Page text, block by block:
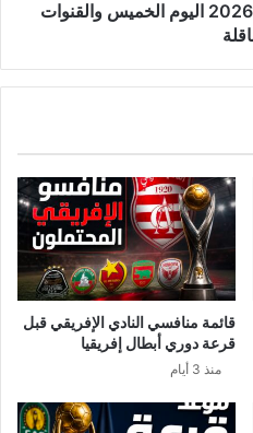
برنامج مباريات كأس العالم 2026 اليوم الخميس والقنوات
قائمة منافسي النادي الإفريقي قبل
قرعة دوري أبطال إفريقيا
منذ 3 أيام